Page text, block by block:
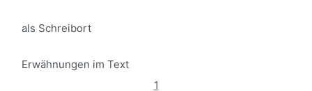
als Schreibort
Erwähnungen im Text
1